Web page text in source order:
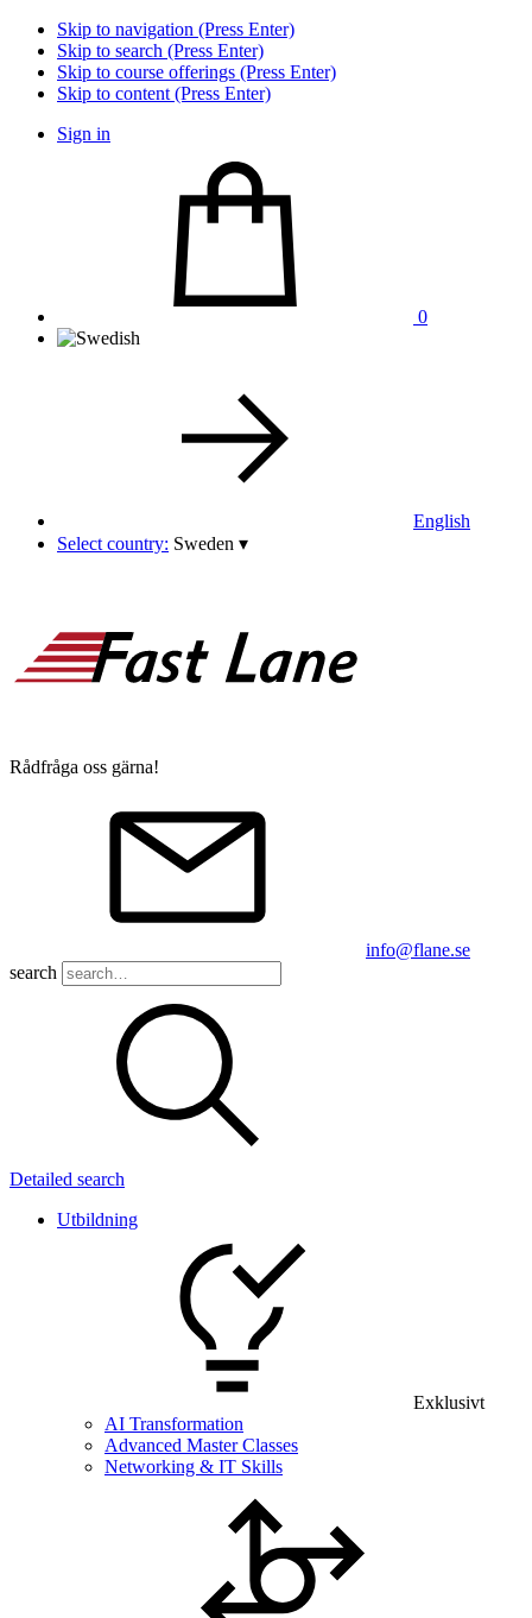
Skip to navigation (Press Enter)
Skip to search (Press Enter)
Skip to course offerings (Press Enter)
Skip to content (Press Enter)
Sign in
0
English
Select country: Sweden ▾
Rådfråga oss gärna!
info@flane.se
search
Detailed search
Utbildning
Exklusivt
AI Transformation
Advanced Master Classes
Networking & IT Skills